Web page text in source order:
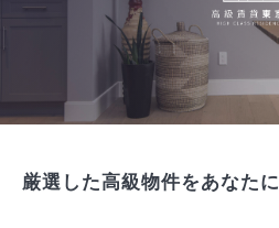
厳選した高級物件をあなたに